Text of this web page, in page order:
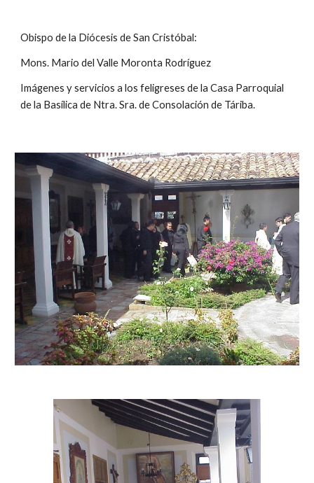
Obispo de la Diócesis de San Cristóbal:
Mons. Mario del Valle Moronta Rodríguez
Imágenes y servicios a los feligreses de la Casa Parroquial
de la Basílica de Ntra. Sra. de Consolación de Táriba.